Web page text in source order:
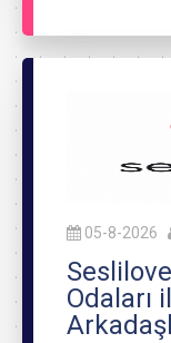
05-8-2026
Odaları